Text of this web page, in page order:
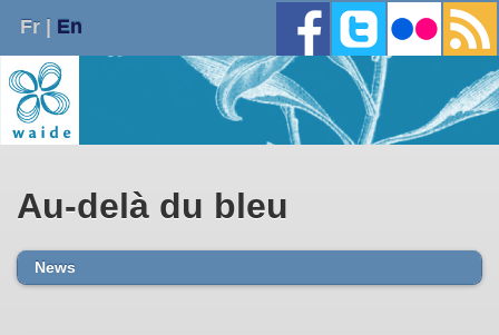
Fr | En
Au-delà du bleu
News